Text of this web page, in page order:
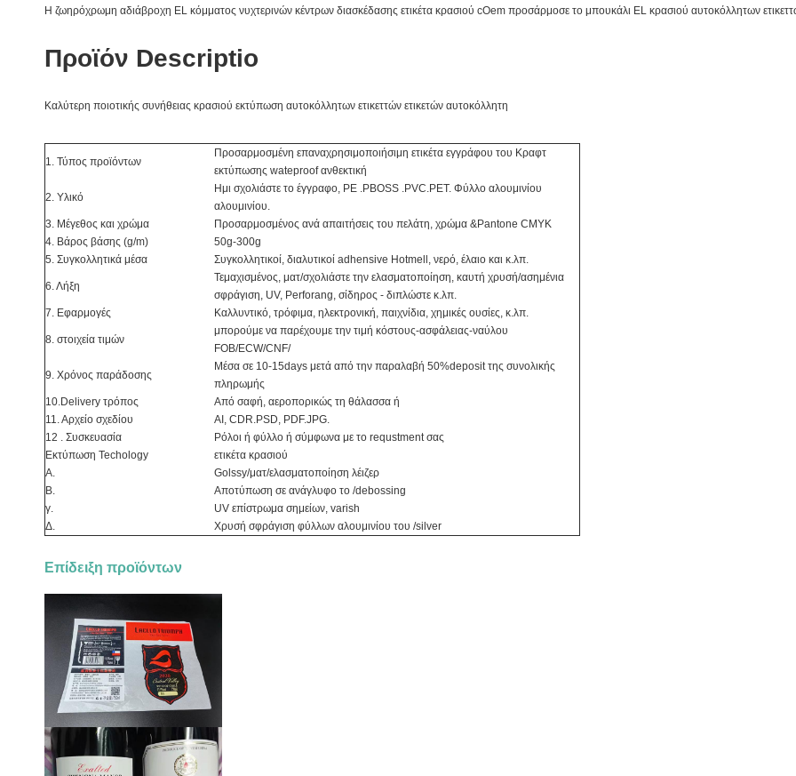
Η ζωηρόχρωμη αδιάβροχη EL κόμματος νυχτερινών κέντρων διασκέδασης ετικέτα κρασιού cOem προσάρμοσε το μπουκάλι EL κρασιού αυτοκόλλητων
Προϊόν Descriptio
Καλύτερη ποιοτικής συνήθειας κρασιού εκτύπωση αυτοκόλλητων ετικεττών ετικετών αυτοκόλλητη
1. Τύπος προϊόντων
Προσαρμοσμένη επαναχρησιμοποιήσιμη ετικέτα εγγράφου του Κραφτ
εκτύπωσης wateproof ανθεκτική
2. Υλικό
Ημι σχολιάστε το έγγραφο, PE .PBOSS .PVC.PET. Φύλλο αλουμινίου
αλουμινίου.
3. Μέγεθος και χρώμα
Προσαρμοσμένος ανά απαιτήσεις του πελάτη, χρώμα &Pantone CMYK
4. Βάρος βάσης (g/m)
50g-300g
5. Συγκολλητικά μέσα
Συγκολλητικοί, διαλυτικοί adhensive Hotmell, νερό, έλαιο και κ.λπ.
6. Λήξη
Τεμαχισμένος, ματ/σχολιάστε την ελασματοποίηση, καυτή χρυσή/ασημένια
σφράγιση, UV, Perforang, σίδηρος - διπλώστε κ.λπ.
7. Εφαρμογές
Καλλυντικό, τρόφιμα, ηλεκτρονική, παιχνίδια, χημικές ουσίες, κ.λπ.
8. στοιχεία τιμών
μπορούμε να παρέχουμε την τιμή κόστους-ασφάλειας-ναύλου
FOB/ECW/CNF/
9. Χρόνος παράδοσης
Μέσα σε 10-15days μετά από την παραλαβή 50%deposit της συνολικής
πληρωμής
10.Delivery τρόπος
Από σαφή, αεροπορικώς τη θάλασσα ή
11. Αρχείο σχεδίου
AI, CDR.PSD, PDF.JPG.
12 . Συσκευασία
Ρόλοι ή φύλλο ή σύμφωνα με το requstment σας
Εκτύπωση Techology
ετικέτα κρασιού
Α.
Golssy/ματ/ελασματοποίηση λέιζερ
Β.
Αποτύπωση σε ανάγλυφο το /debossing
γ.
UV επίστρωμα σημείων, varish
Δ.
Χρυσή σφράγιση φύλλων αλουμινίου του /silver
Επίδειξη προϊόντων